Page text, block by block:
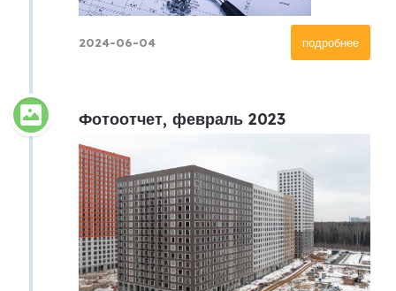
подробнее
2024-06-04
Фотоотчет, февраль 2023